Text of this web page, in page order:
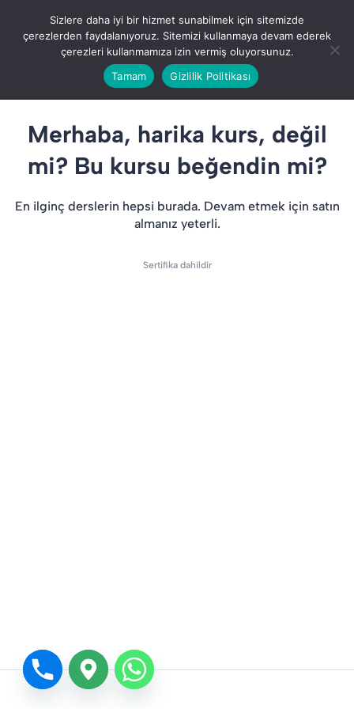
Giriş Yap
Merhaba, harika kurs, değil
mi? Bu kursu beğendin mi?
En ilginç derslerin hepsi burada. Devam etmek için satın
almanız yeterli.
Sertifika dahildir
Sizlere daha iyi bir hizmet sunabilmek için sitemizde
çerezlerden faydalanıyoruz. Sitemizi kullanmaya devam ederek
çerezleri kullanmamıza izin vermiş oluyorsunuz.
Tamam
Gizlilik Politikası